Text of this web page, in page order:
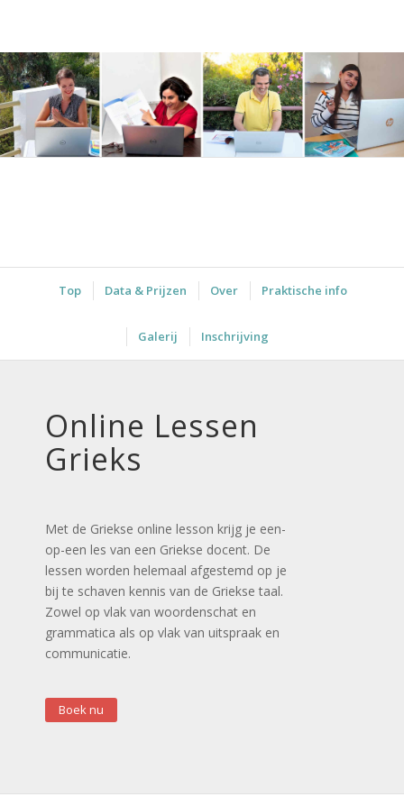
Top Data & Prijzen Over Praktische info
Galerij Inschrijving
Online Lessen
Grieks
Met de Griekse online lesson krijg je een-
op-een les van een Griekse docent. De
lessen worden helemaal afgestemd op je
bij te schaven kennis van de Griekse taal.
Zowel op vlak van woordenschat en
grammatica als op vlak van uitspraak en
communicatie.
Boek nu